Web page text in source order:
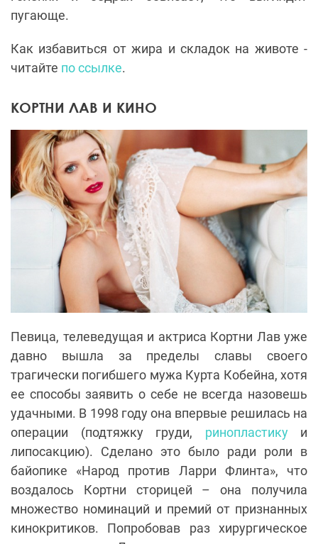
пугающе.
Как избавиться от жира и складок на животе -
читайте по ссылке.
КОРТНИ ЛАВ И КИНО
Певица, телеведущая и актриса Кортни Лав уже
давно вышла за пределы славы своего
трагически погибшего мужа Курта Кобейна, хотя
ее способы заявить о себе не всегда назовешь
удачными. В 1998 году она впервые решилась на
операции (подтяжку груди, ринопластикуи
липосакцию). Сделано это было ради роли в
байопике «Народ против Ларри Флинта», что
воздалось Кортни сторицей – она получила
множество номинаций и премий от признанных
кинокритиков. Попробовав раз хирургическое